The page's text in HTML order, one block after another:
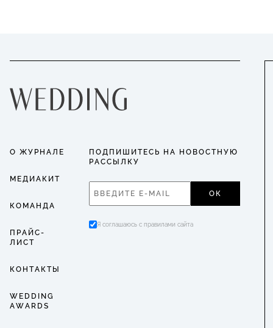
О ЖУРНАЛЕ
МЕДИАКИТ
КОМАНДА
ПРАЙС-
ЛИСТ
КОНТАКТЫ
WEDDING
AWARDS
ПОДПИШИТЕСЬ НА НОВОСТНУЮ
РАССЫЛКУ
ОК
Я соглашаюсь с правилами сайта